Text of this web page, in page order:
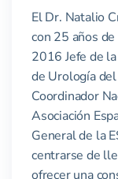
El Dr. Natalio
con 25 años
2016 Jefe de
de Urología
Coordinador
Asociación
General de la
centrarse de
ofrecer una